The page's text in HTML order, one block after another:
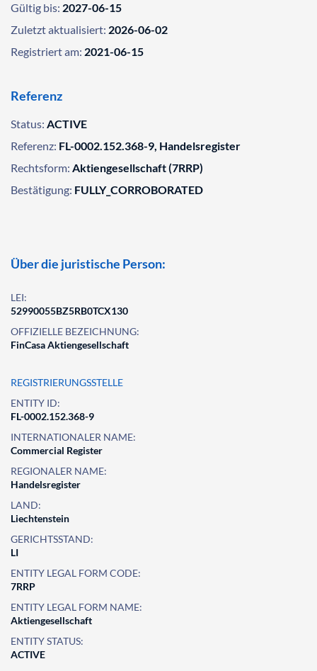
Gültig bis: 2027-06-15
Zuletzt aktualisiert: 2026-06-02
Registriert am: 2021-06-15
Referenz
Status: ACTIVE
Referenz: FL-0002.152.368-9, Handelsregister
Rechtsform: Aktiengesellschaft (7RRP)
Bestätigung: FULLY_CORROBORATED
Über die juristische Person:
LEI:
52990055BZ5RB0TCX130
OFFIZIELLE BEZEICHNUNG:
FinCasa Aktiengesellschaft
REGISTRIERUNGSSTELLE
ENTITY ID:
FL-0002.152.368-9
INTERNATIONALER NAME:
Commercial Register
REGIONALER NAME:
Handelsregister
LAND:
Liechtenstein
GERICHTSSTAND:
LI
ENTITY LEGAL FORM CODE:
7RRP
ENTITY LEGAL FORM NAME:
Aktiengesellschaft
ENTITY STATUS:
ACTIVE